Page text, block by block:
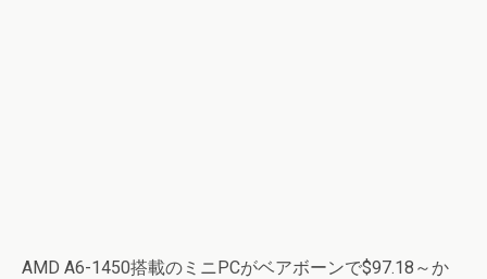
AMD A6-1450搭載のミニPCがベアボーンで$97.18～か